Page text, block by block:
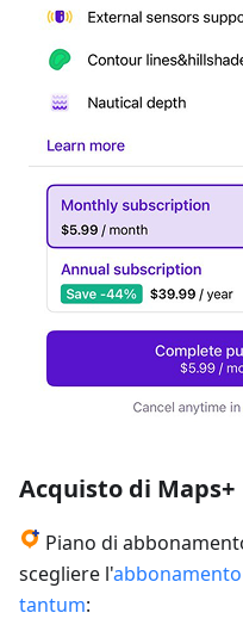
Acquisto di Maps+
Piano di
scegliere l'
tantum: